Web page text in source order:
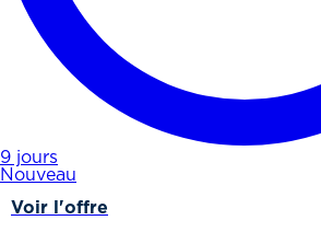
9 jours
Nouveau
Voir l'offre